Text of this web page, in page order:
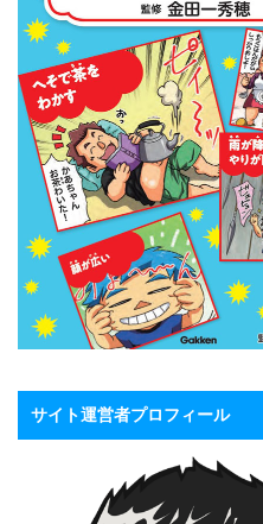
サイト運営者プロフィール